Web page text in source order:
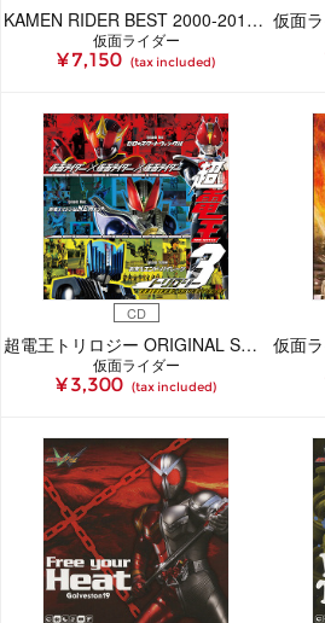
KAMEN RIDER BEST 2000-2011 SPECIAL EDITION
仮面ライダー
¥ 7,150 (tax included)
CD
超電王トリロジー ORIGINAL SOUNDTRACK
仮面ライダー
¥ 3,300 (tax included)